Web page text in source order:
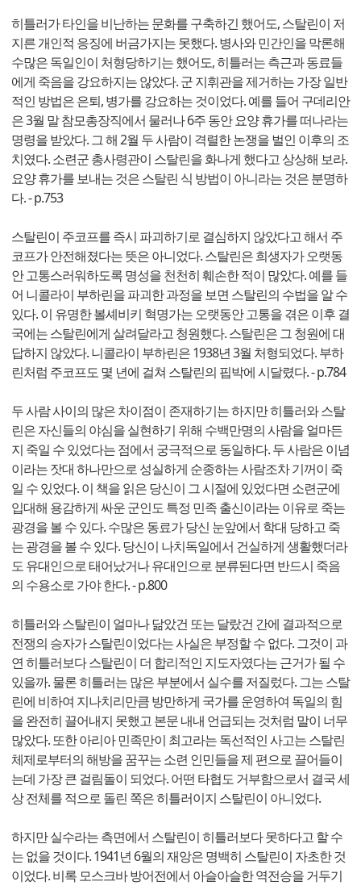
히틀러가 타인을 비난하는 문화를 구축하긴 했어도, 스탈린이 저
지른 개인적 응징에 버금가지는 못했다. 병사와 민간인을 막론해
수많은 독일인이 처형당하기는 했어도, 히틀러는 측근과 동료들
에게 죽음을 강요하지는 않았다. 군 지휘관을 제거하는 가장 일반
적인 방법은 은퇴, 병가를 강요하는 것이었다. 예를 들어 구데리안
은 3월 말 참모총장직에서 물러나 6주 동안 요양 휴가를 떠나라는
명령을 받았다. 그 해 2월 두 사람이 격렬한 논쟁을 벌인 이후의 조
치였다. 소련군 총사령관이 스탈린을 화나게 했다고 상상해 보라.
요양 휴가를 보내는 것은 스탈린 식 방법이 아니라는 것은 분명하
다. - p.753
스탈린이 주코프를 즉시 파괴하기로 결심하지 않았다고 해서 주
코프가 안전해졌다는 뜻은 아니었다. 스탈린은 희생자가 오랫동
안 고통스러워하도록 명성을 천천히 훼손한 적이 많았다. 예를 들
어 니콜라이 부하린을 파괴한 과정을 보면 스탈린의 수법을 알 수
있다. 이 유명한 볼셰비키 혁명가는 오랫동안 고통을 겪은 이후 결
국에는 스탈린에게 살려달라고 청원했다. 스탈린은 그 청원에 대
답하지 않았다. 니콜라이 부하린은 1938년 3월 처형되었다. 부하
린처럼 주코프도 몇 년에 걸쳐 스탈린의 핍박에 시달렸다. - p.784
두 사람 사이의 많은 차이점이 존재하기는 하지만 히틀러와 스탈
린은 자신들의 야심을 실현하기 위해 수백만명의 사람을 얼마든
지 죽일 수 있었다는 점에서 궁극적으로 동일하다. 두 사람은 이념
이라는 잣대 하나만으로 성실하게 순종하는 사람조차 기꺼이 죽
일 수 있었다. 이 책을 읽은 당신이 그 시절에 있었다면 소련군에
입대해 용감하게 싸운 군인도 특정 민족 출신이라는 이유로 죽는
광경을 볼 수 있다. 수많은 동료가 당신 눈앞에서 학대 당하고 죽
는 광경을 볼 수 있다. 당신이 나치독일에서 건실하게 생활했더라
도 유대인으로 태어났거나 유대인으로 분류된다면 반드시 죽음
의 수용소로 가야 한다. - p.800
히틀러와 스탈린이 얼마나 닮았건 또는 달랐건 간에 결과적으로
전쟁의 승자가 스탈린이었다는 사실은 부정할 수 없다. 그것이 과
연 히틀러보다 스탈린이 더 합리적인 지도자였다는 근거가 될 수
있을까. 물론 히틀러는 많은 부분에서 실수를 저질렀다. 그는 스탈
린에 비하여 지나치리만큼 방만하게 국가를 운영하여 독일의 힘
을 완전히 끌어내지 못했고 본문 내내 언급되는 것처럼 말이 너무
많았다. 또한 아리아 민족만이 최고라는 독선적인 사고는 스탈린
체제로부터의 해방을 꿈꾸는 소련 인민들을 제 편으로 끌어들이
는데 가장 큰 걸림돌이 되었다. 어떤 타협도 거부함으로서 결국 세
상 전체를 적으로 돌린 쪽은 히틀러이지 스탈린이 아니었다.
하지만 실수라는 측면에서 스탈린이 히틀러보다 못하다고 할 수
는 없을 것이다. 1941년 6월의 재앙은 명백히 스탈린이 자초한 것
이었다. 비록 모스크바 방어전에서 아슬아슬한 역전승을 거두기